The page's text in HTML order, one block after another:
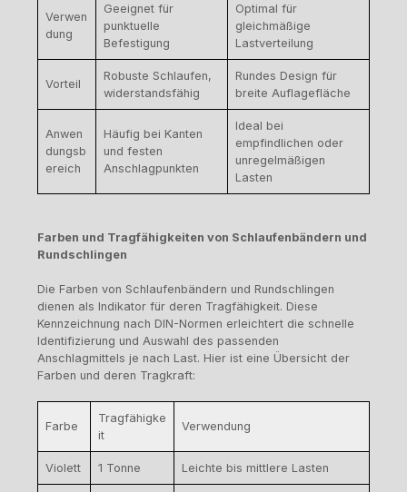
Verwen
dung
Geeignet für
punktuelle
Befestigung
Optimal für
gleichmäßige
Lastverteilung
Vorteil
Robuste Schlaufen,
widerstandsfähig
Rundes Design für
breite Auflagefläche
Anwen
dungsb
ereich
Häufig bei Kanten
und festen
Anschlagpunkten
Ideal bei
empfindlichen oder
unregelmäßigen
Lasten
Farben und Tragfähigkeiten von Schlaufenbändern und
Rundschlingen
Die Farben von Schlaufenbändern und Rundschlingen
dienen als Indikator für deren Tragfähigkeit. Diese
Kennzeichnung nach DIN-Normen erleichtert die schnelle
Identifizierung und Auswahl des passenden
Anschlagmittels je nach Last. Hier ist eine Übersicht der
Farben und deren Tragkraft:
Farbe
Tragfähigke
it
Verwendung
Violett 1 Tonne Leichte bis mittlere Lasten